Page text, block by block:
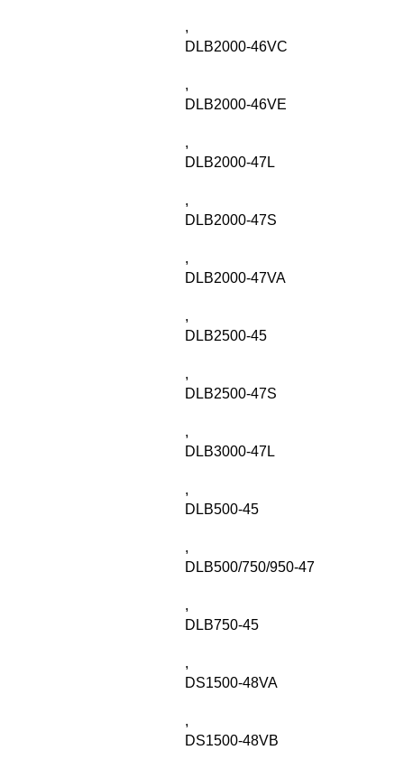
,
DLB2000-46VC
,
DLB2000-46VE
,
DLB2000-47L
,
DLB2000-47S
,
DLB2000-47VA
,
DLB2500-45
,
DLB2500-47S
,
DLB3000-47L
,
DLB500-45
,
DLB500/750/950-47
,
DLB750-45
,
DS1500-48VA
,
DS1500-48VB